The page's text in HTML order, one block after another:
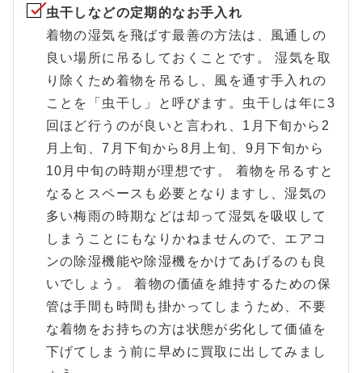
虫干しなどの定期的なお手入れ
着物の湿気を飛ばす最善の方法は、風通しの
良い場所に吊るしておくことです。 湿気を取
り除くため着物を吊るし、風を通す手入れの
ことを「虫干し」と呼びます。虫干しは年に3
回ほど行うのが良いと言われ、1月下旬から2
月上旬、7月下旬から8月上旬、9月下旬から
10月中旬の時期が理想です。 着物を吊るすと
なるとスペースも必要となりますし、湿気の
多い梅雨の時期などは却って湿気を吸収して
しまうことにもなりかねませんので、エアコ
ンの除湿機能や除湿機をかけてあげるのも良
いでしょう。 着物の価値を維持するための保
管は手間も時間も掛かってしまうため、不要
な着物をお持ちの方は状態が劣化して価値を
下げてしまう前に早めに買取に出してみまし